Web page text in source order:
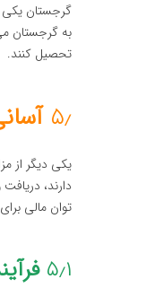
گرجستان یکی
به گرجستان
تحصیل کنند.
۵٫
یکی دیگر از
دارند،
توان مالی
۵٫۱